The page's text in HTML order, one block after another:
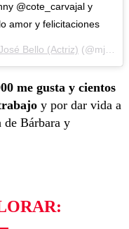
@cote_carvajal y
amor y felicitaciones
Bello (Actriz) (@mjbellop) el
me gusta y cientos
y por dar vida a
de Bárbara y